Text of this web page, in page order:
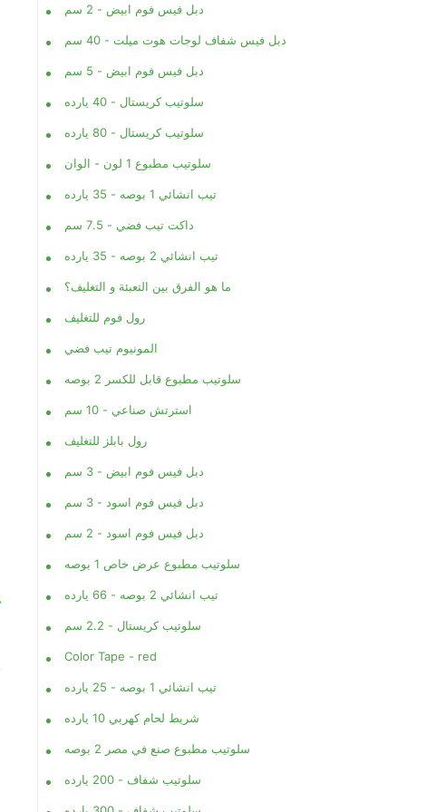
دبل فيس فوم ابيض - 2 سم
دبل فيس شفاف لوجات هوت ميلت - 40 سم
دبل فيس فوم ابيض - 5 سم
سلوتيب كريستال - 40 يارده
سلوتيب كريستال - 80 يارده
سلوتيب مطبوع 1 لون - الوان
تيب انشائي 1 بوصه - 35 يارده
داكت تيب فضي - 7.5 سم
تيب انشائي 2 بوصه - 35 يارده
ما هو الفرق بين التعبئة و التغليف؟
رول فوم للتغليف
المونيوم تيب فضي
سلوتيب مطبوع قابل للكسر 2 بوصه
استرتش صناعي - 10 سم
رول بابلز للتغليف
دبل فيس فوم ابيض - 3 سم
دبل فيس فوم اسود - 3 سم
دبل فيس فوم اسود - 2 سم
سلوتيب مطبوع عرض خاص 1 بوصه
تيب انشائي 2 بوصه - 66 يارده
سلوتيب كريستال - 2.2 سم
Color Tape - red
تيب انشائي 1 بوصه - 25 يارده
شريط لحام كهربي 10 يارده
سلوتيب مطبوع صنع في مصر 2 بوصه
سلوتيب شفاف - 200 يارده